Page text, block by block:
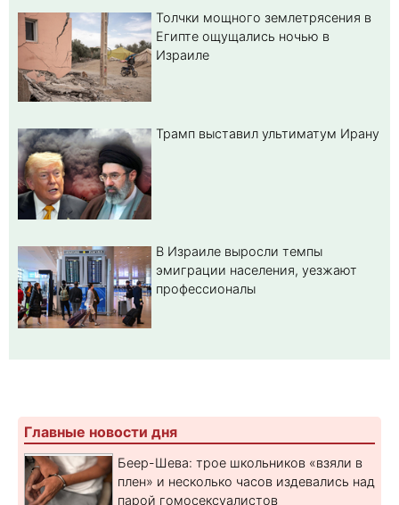
Толчки мощного землетрясения в
Египте ощущались ночью в
Израиле
Трамп выставил ультиматум Ирану
В Израиле выросли темпы
эмиграции населения, уезжают
профессионалы
Главные новости дня
Беер-Шева: трое школьников «взяли в
плен» и несколько часов издевались над
парой гомосексуалистов